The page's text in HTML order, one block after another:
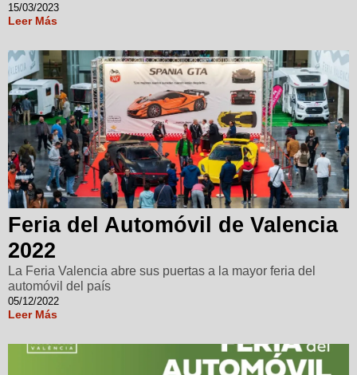
15/03/2023
Leer Más
Feria del Automóvil de Valencia
2022
La Feria Valencia abre sus puertas a la mayor feria del
automóvil del país
05/12/2022
Leer Más